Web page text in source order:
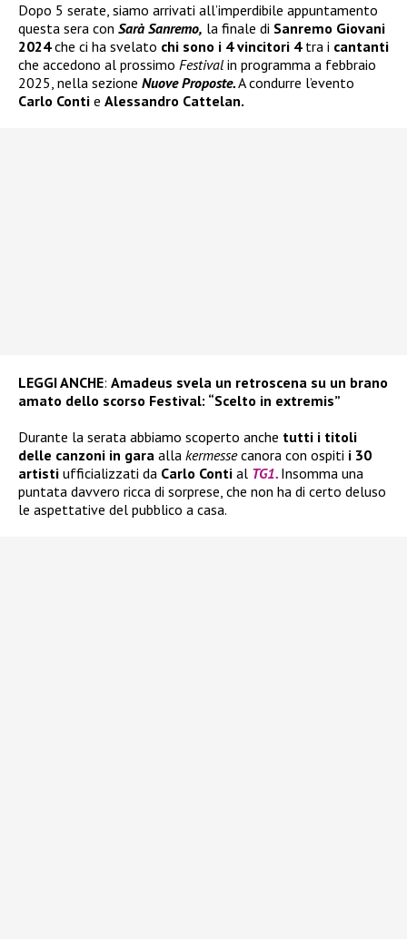
Dopo 5 serate, siamo arrivati all’imperdibile appuntamento
questa sera con Sarà Sanremo, la finale di Sanremo Giovani
2024che ci ha svelato chi sono i 4 vincitori 4 tra i cantanti
che accedono al prossimo Festival in programma a febbraio
2025, nella sezione Nuove Proposte.A condurre l’evento
Carlo Conti e Alessandro Cattelan.
LEGGI ANCHE: Amadeus svela un retroscena su un brano
amato dello scorso Festival: “Scelto in extremis”
Durante la serata abbiamo scoperto anche tutti i titoli
delle canzoni in gara alla kermessecanora con ospiti i 30
artisti ufficializzati da Carlo Conti al TG1. Insomma una
puntata davvero ricca di sorprese, che non ha di certo deluso
le aspettative del pubblico a casa.